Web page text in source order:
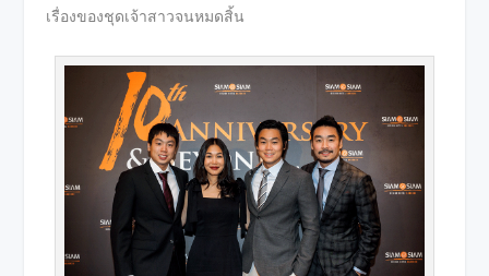
เรื่องของชุดเจ้าสาวจนหมดสิ้น